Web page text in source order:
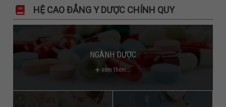
HỆ CAO ĐẲNG Y DƯỢC CHÍNH QUY
NGÀNH DƯỢC
xem thêm...